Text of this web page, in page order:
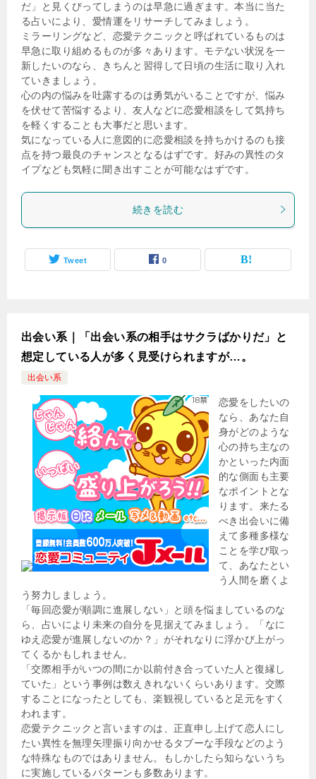
だ」と見くびってしまうのは早急に過ぎます。本当に当た
る占いにより、愛情運をリサーチしてみましょう。
ミラーリングなど、恋愛テクニックと呼ばれているものは
早急に取り組めるものが多々あります。モテない状況を一
新したいのなら、きちんと習得して日頃の生活に取り入れ
ていきましょう。
心の内の悩みを吐露するのは勇気がいることですが、悩み
を伏せて苦悩するより、友人などに恋愛相談をして気持ち
を軽くすることも大事だと思います。
気になっている人に意図的に恋愛相談を持ちかけるのも接
点を持つ最良のチャンスとなるはずです。好みの異性のタ
イプなども気軽に聞き出すことが可能なはずです。
続きを読む
Tweet 0
出会い系｜「出会い系の相手はサクラばかりだ」と
想定している人が多く見受けられますが…。
出会い系
恋愛をしたいの
なら、あなた自
身がどのような
心の持ち主なの
かといった内面
的な側面も主要
なポイントとな
ります。来たる
べき出会いに備
えて多種多様な
ことを学び取っ
て、あなたとい
う人間を磨くよ
う努力しましょう。
「毎回恋愛が順調に進展しない」と頭を悩ましているのな
ら、占いにより未来の自分を見据えてみましょう。「なに
ゆえ恋愛が進展しないのか？」がそれなりに浮かび上がっ
てくるかもしれません。
「交際相手がいつの間にか以前付き合っていた人と復縁し
ていた」という事例は数えきれないくらいあります。交際
することになったとしても、楽観視していると足元をすく
われます。
恋愛テクニックと言いますのは、正直申し上げて恋人にし
たい異性を無理矢理振り向かせるタブーな手段などのよう
な特殊なものではありません。もしかしたら知らないうち
に実施しているパターンも多数あります。